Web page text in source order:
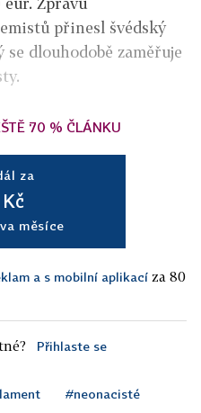
přinesl švédský
se dlouhodobě zaměřuje
70 % ČLÁNKU
za
měsíce
a s mobilní aplikací za 80
Přihlaste se
#neonacisté